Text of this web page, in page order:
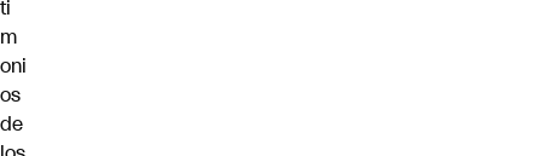
ti
m
oni
os
de